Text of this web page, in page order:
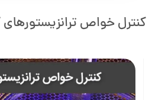
کنترل خواص ترانزیستورهای